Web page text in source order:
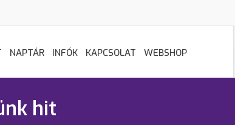
NAPTÁR INFÓK KAPCSOLAT WEBSHOP
hit